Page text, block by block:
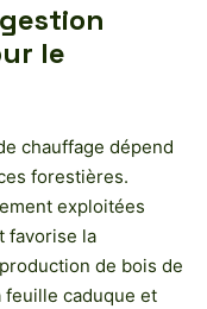
le
chauffage dépend
forestières.
exploitées
favorise la
de bois de
feuille caduque et